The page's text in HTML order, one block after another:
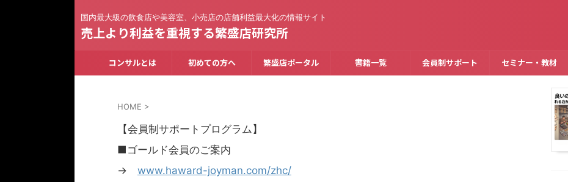
国内最大級の飲食店や美容室、小売店の店舗利益最大化の情報サイト
売上より利益を重視する繁盛店研究所
コンサルとは 初めての方へ 繁盛店ポータル 書籍一覧 会員制サポート セミナー・教材
HOME >
【会員制サポートプログラム】
■ゴールド会員のご案内
→ www.haward-joyman.com/zhc/